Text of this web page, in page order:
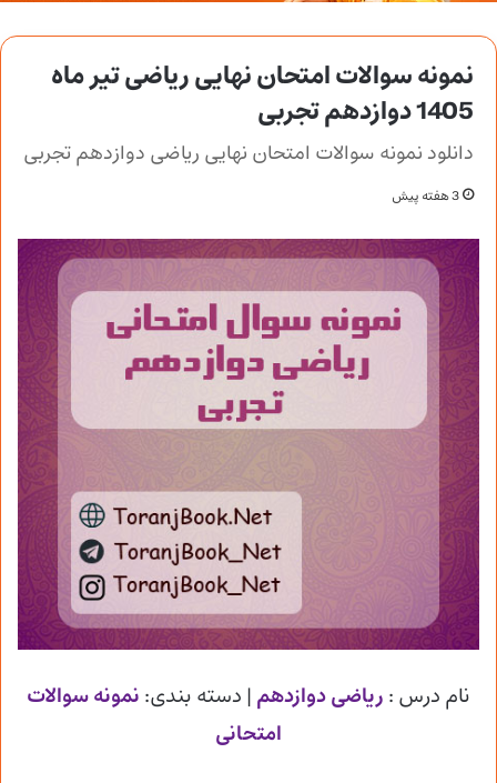
نمونه سوالات امتحان نهایی ریاضی تیر ماه
1405 دوازدهم تجربی
دانلود نمونه سوالات امتحان نهایی ریاضی دوازدهم تجربی
3 هفته پیش
نام درس : ریاضی دوازدهم | دسته بندی: نمونه سوالات
امتحانی